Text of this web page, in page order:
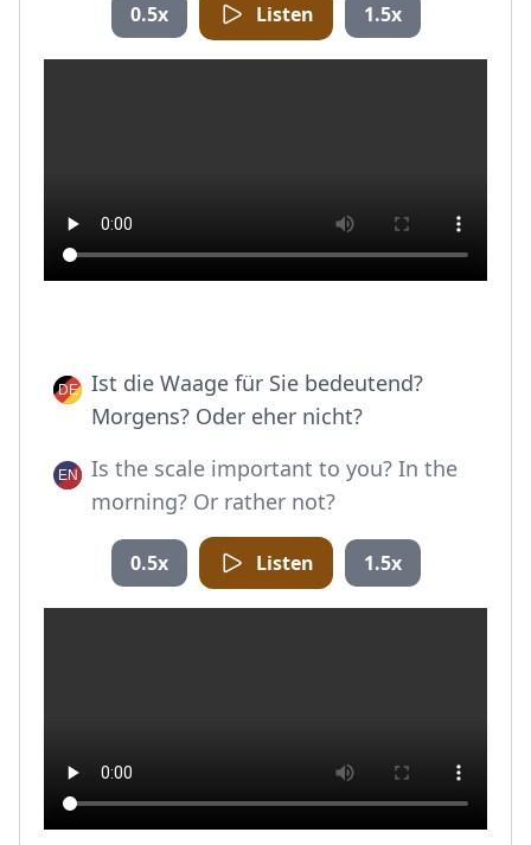
0.5x Listen 1.5x
Ist die Waage für Sie bedeutend?
Morgens? Oder eher nicht?
Is the scale important to you? In the
morning? Or rather not?
0.5x Listen 1.5x